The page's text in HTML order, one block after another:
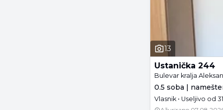
13
Ustanička 244
Bulevar kralja
0.5 soba |
Vlasnik • Useljivo od